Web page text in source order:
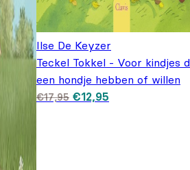
Ilse De Keyzer
Teckel Tokkel - Voor kindjes
een hondje hebben of willen
€17,95 Oorspronkelijke prijs
was: €17,95.
€12,95
€12,95.